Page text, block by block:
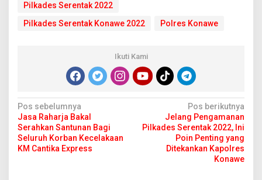
Pilkades Serentak 2022
Pilkades Serentak Konawe 2022
Polres Konawe
Ikuti Kami
N
a
v
Pos sebelumnya
Jasa Raharja Bakal
Serahkan Santunan Bagi
Seluruh Korban Kecelakaan
KM Cantika Express
Pos berikutnya
Jelang Pengamanan
Pilkades Serentak 2022, Ini
Poin Penting yang
Ditekankan Kapolres
Konawe